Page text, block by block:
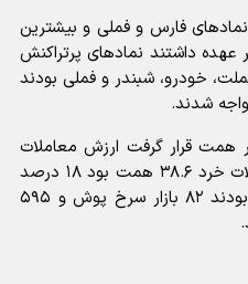
فارس و فملی و بیشترین
عهده داشتند نمادهای پرتراکنش
خودرو، شبندر و فملی بودند
شدند.
بازار در دامنه ۱۵.۵ هزار همت قرار گرفت ارزش معاملات
امروز ۱۴۷.۳ همت و ارزش معاملات خرد ۳۸.۶ همت بود ۱۸ درصد
بازار سبزپوش و ۱۲۴ نماد مثبت بودند ۸۲ بازار سرخ پوش و ۵۹۵